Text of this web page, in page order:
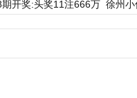
开奖:头奖11注666万 徐州